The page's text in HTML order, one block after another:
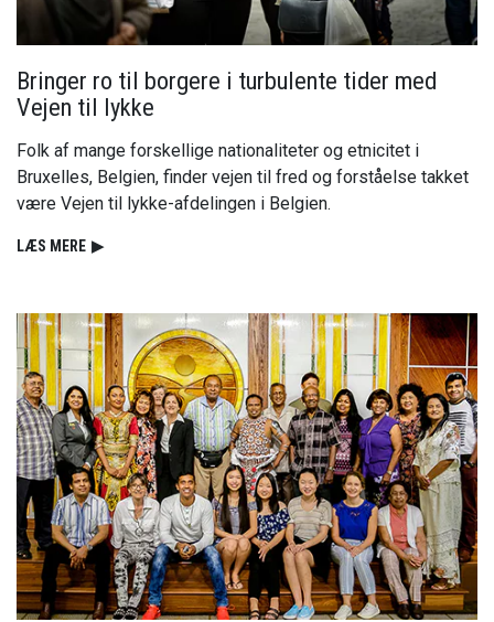
Bringer ro til borgere i turbulente tider med
Vejen til lykke
Folk af mange forskellige nationaliteter og etnicitet i
Bruxelles, Belgien, finder vejen til fred og forståelse takket
være Vejen til lykke-afdelingen i Belgien.
LÆS MERE ▶